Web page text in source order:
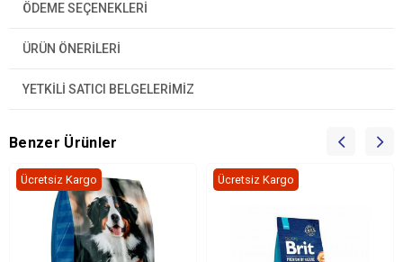
ÖDEME SEÇENEKLERI
ÜRÜN ÖNERILERI
YETKİLİ SATICI BELGELERİMİZ
Benzer Ürünler
Ücretsiz Kargo Ücretsiz Kargo